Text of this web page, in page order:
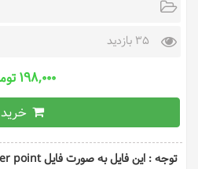
35 بازدید
۱۹۸,۰۰۰ تومان
خرید
توجه : این فایل به صورت فایل power point (پاور پوینت) ارائه میگردد